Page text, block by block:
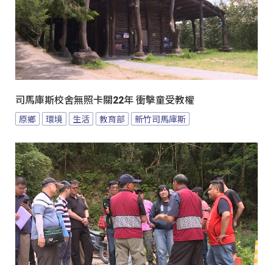
司馬庫斯校舍無照卡關22年 衝擊童受教權
原鄉 環境 生活 教育部 新竹司馬庫斯